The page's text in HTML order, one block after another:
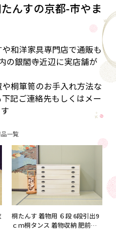
んすの京都-市やま
和洋家具専門店で通販も
の銀閣寺近辺に実店舗が
桐箪笥のお手入れ方法な
記ご連絡先もしくはメー
一覧
桐たんす 着物用 ６段 6段引出9
ｃｍ桐タンス 着物収納 肥前桐